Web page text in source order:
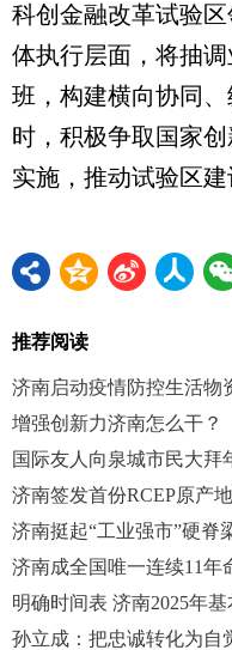
科创金融改革试验
体执行层面，将抽
班，构建横向协同
时，积极争取国家
实施，推动试验区建
推荐阅读
济南启动疫情防控生活物
增强创新力济南怎么干？
国际友人向泉城市民大拜
济南签发首份RCEP原产
济南挺起“工业强市”硬脊
济南成全国唯一连续11年
明确时间表 济南2025年
孙立成：把忠诚转化为自